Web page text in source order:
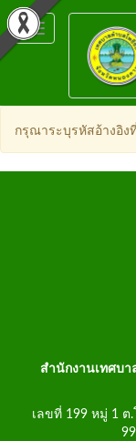
Toggle
navigation
กรุณาระบุรหัสอ้างอิง
สำนักงานเทศบา
เลขที่ 199 หมู่ 1 ต